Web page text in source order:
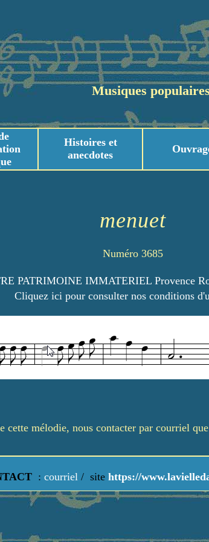
Musiques
Histoires et
anecdotes
menuet
Numéro 3685
PATRIMOINE IMMATERIEL Provence
Cliquez ici pour consulter nos conditions
mélodie, nous contacter par courriel
: courriel / site https://